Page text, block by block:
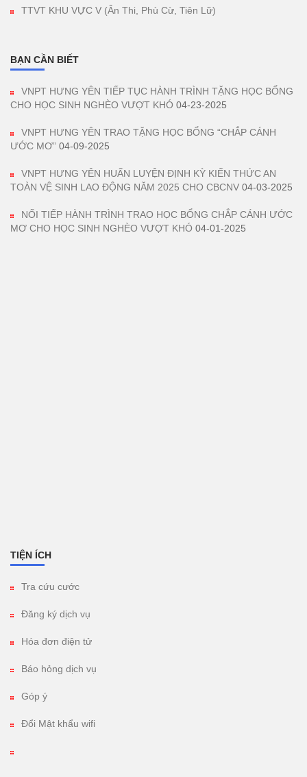
TTVT KHU VỰC V (Ân Thi, Phù Cừ, Tiên Lữ)
BẠN CẦN BIẾT
VNPT HƯNG YÊN TIẾP TỤC HÀNH TRÌNH TẶNG HỌC BỔNG
CHO HỌC SINH NGHÈO VƯỢT KHÓ 04-23-2025
VNPT HƯNG YÊN TRAO TẶNG HỌC BỔNG “CHẮP CÁNH
ƯỚC MƠ” 04-09-2025
VNPT HƯNG YÊN HUẤN LUYỆN ĐỊNH KỲ KIẾN THỨC AN
TOÀN VỆ SINH LAO ĐỘNG NĂM 2025 CHO CBCNV 04-03-2025
NỐI TIẾP HÀNH TRÌNH TRAO HỌC BỔNG CHẮP CÁNH ƯỚC
MƠ CHO HỌC SINH NGHÈO VƯỢT KHÓ 04-01-2025
TIỆN ÍCH
Tra cứu cước
Đăng ký dịch vụ
Hóa đơn điện tử
Báo hỏng dịch vụ
Góp ý
Đổi Mật khẩu wifi